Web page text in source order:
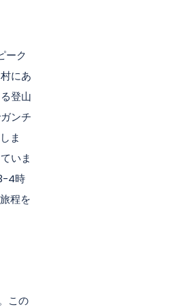
ーク
にあ
登山
ンチ
ま
いま
4時
程を
この